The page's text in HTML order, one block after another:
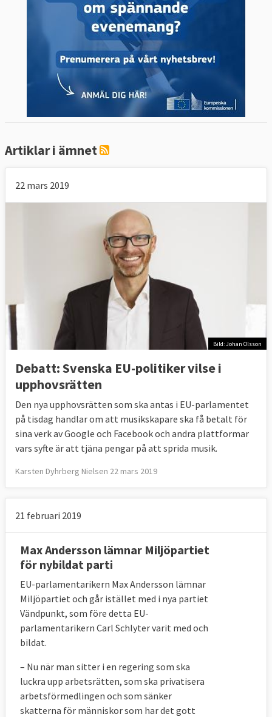
Artiklar i ämnet
22 mars 2019
Bild: Johan Olsson
Debatt: Svenska EU-politiker vilse i
upphovsrätten
Den nya upphovsrätten som ska antas i EU-parlamentet
på tisdag handlar om att musikskapare ska få betalt för
sina verk av Google och Facebook och andra plattformar
vars syfte är att tjäna pengar på att sprida musik.
Karsten Dyhrberg Nielsen 22 mars 2019
21 februari 2019
Max Andersson lämnar Miljöpartiet
för nybildat parti
EU-parlamentarikern Max Andersson lämnar
Miljöpartiet och går istället med i nya partiet
Vändpunkt, som före detta EU-
parlamentarikern Carl Schlyter varit med och
bildat.
– Nu när man sitter i en regering som ska
luckra upp arbetsrätten, som ska privatisera
arbetsförmedlingen och som sänker
skatterna för människor som har det gott